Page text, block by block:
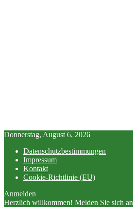
Donnerstag, August 6, 2026
Datenschutzbestimmungen
Impressum
Kontakt
Cookie-Richtlinie (EU)
Anmelden
Herzlich willkommen! Melden Sie sich an